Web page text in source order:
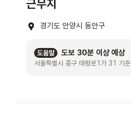
근무지
경기도 안양시 동안구
도움말 도보 30분 이상 예상
서울특별시 중구 태평로1가 31 기준